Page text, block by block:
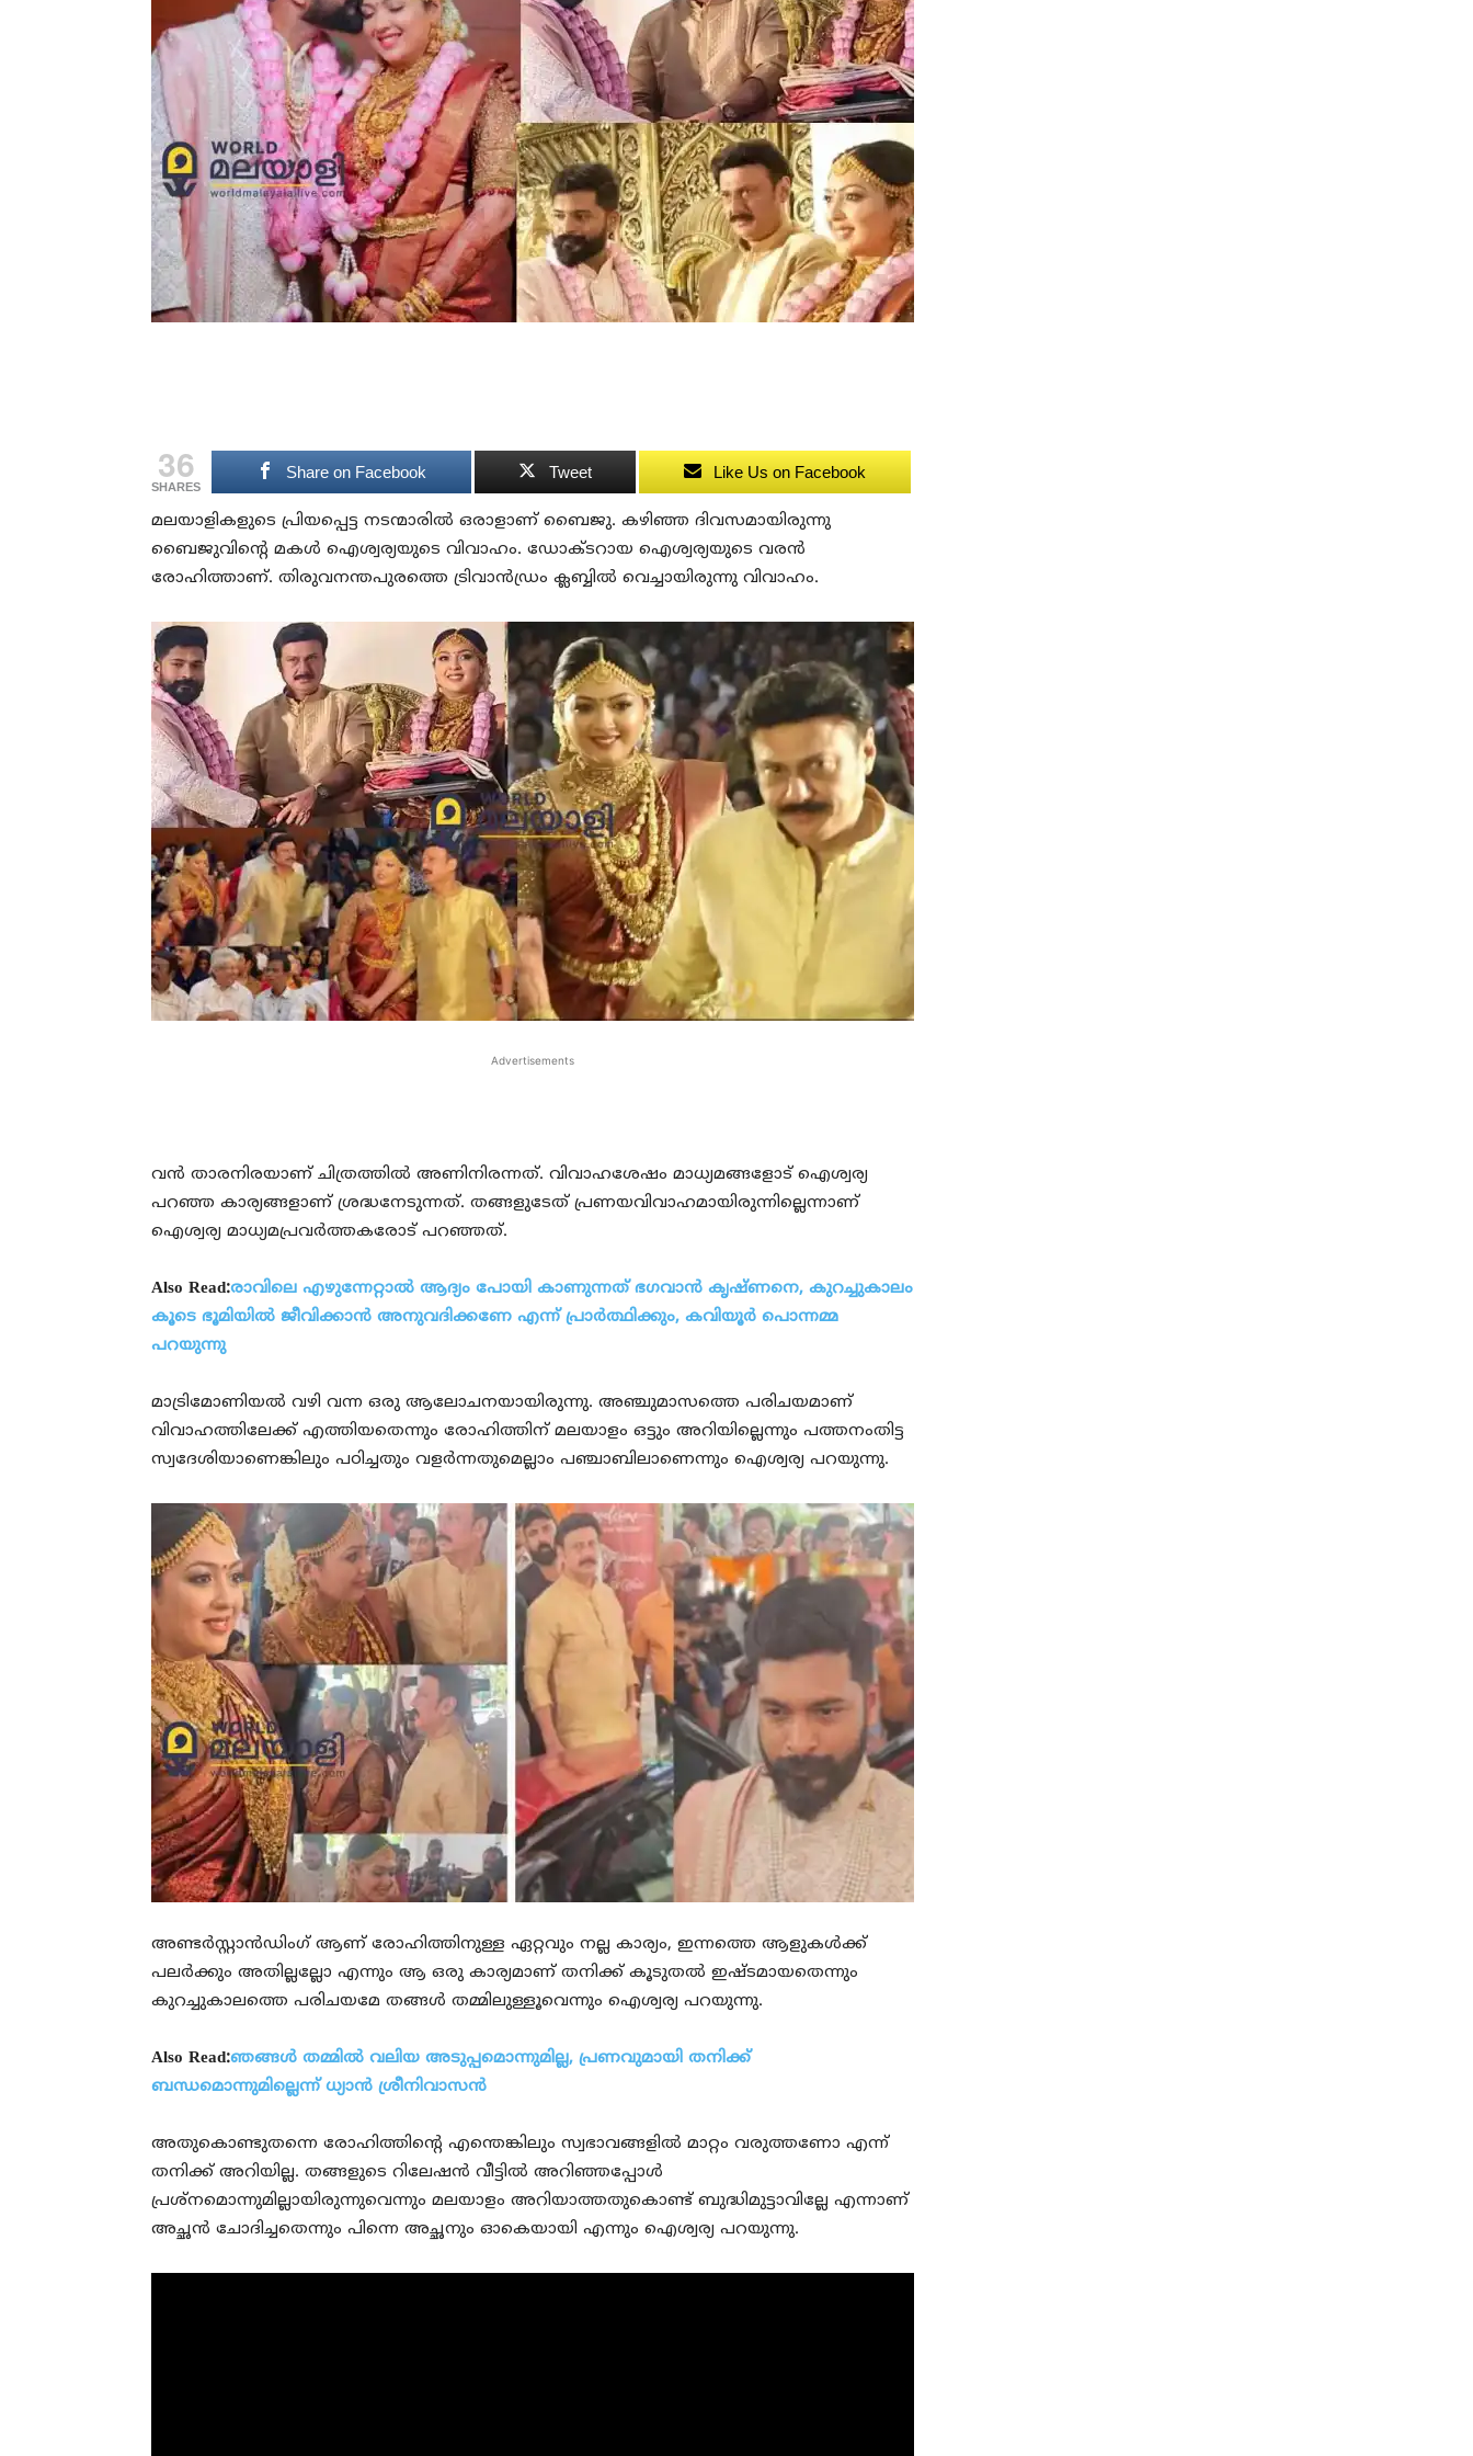
36
SHARES
Share on Facebook Tweet Like Us on Facebook
മലയാളികളുടെ പ്രിയപ്പെട്ട നടന്മാരില്‍ ഒരാളാണ് ബൈജു. കഴിഞ്ഞ ദിവസമായിരുന്നു
ബൈജുവിന്റെ മകള്‍ ഐശ്വര്യയുടെ വിവാഹം. ഡോക്ടറായ ഐശ്വര്യയുടെ വരന്‍
രോഹിത്താണ്. തിരുവനന്തപുരത്തെ ട്രിവാന്‍ഡ്രം ക്ലബ്ബില്‍ വെച്ചായിരുന്നു വിവാഹം.
Advertisements
വന്‍ താരനിരയാണ് ചിത്രത്തില്‍ അണിനിരന്നത്. വിവാഹശേഷം മാധ്യമങ്ങളോട് ഐശ്വര്യ
പറഞ്ഞ കാര്യങ്ങളാണ് ശ്രദ്ധനേടുന്നത്. തങ്ങളുടേത് പ്രണയവിവാഹമായിരുന്നില്ലെന്നാണ്
ഐശ്വര്യ മാധ്യമപ്രവര്‍ത്തകരോട് പറഞ്ഞത്.
Also Read:രാവിലെ എഴുന്നേറ്റാല്‍ ആദ്യം പോയി കാണുന്നത് ഭഗവാന്‍ കൃഷ്ണനെ, കുറച്ചുകാലം
കൂടെ ഭൂമിയില്‍ ജീവിക്കാന്‍ അനുവദിക്കണേ എന്ന് പ്രാര്‍ത്ഥിക്കും, കവിയൂര്‍ പൊന്നമ്മ
പറയുന്നു
മാട്രിമോണിയല്‍ വഴി വന്ന ഒരു ആലോചനയായിരുന്നു. അഞ്ചുമാസത്തെ പരിചയമാണ്
വിവാഹത്തിലേക്ക് എത്തിയതെന്നും രോഹിത്തിന് മലയാളം ഒട്ടും അറിയില്ലെന്നും പത്തനംതിട്ട
സ്വദേശിയാണെങ്കിലും പഠിച്ചതും വളര്‍ന്നതുമെല്ലാം പഞ്ചാബിലാണെന്നും ഐശ്വര്യ പറയുന്നു.
അണ്ടര്‍സ്റ്റാന്‍ഡിംഗ് ആണ് രോഹിത്തിനുള്ള ഏറ്റവും നല്ല കാര്യം, ഇന്നത്തെ ആളുകള്‍ക്ക്
പലര്‍ക്കും അതില്ലല്ലോ എന്നും ആ ഒരു കാര്യമാണ് തനിക്ക് കൂടുതല്‍ ഇഷ്ടമായതെന്നും
കുറച്ചുകാലത്തെ പരിചയമേ തങ്ങള്‍ തമ്മിലുള്ളൂവെന്നും ഐശ്വര്യ പറയുന്നു.
Also Read:ഞങ്ങള്‍ തമ്മില്‍ വലിയ അടുപ്പമൊന്നുമില്ല, പ്രണവുമായി തനിക്ക്
ബന്ധമൊന്നുമില്ലെന്ന് ധ്യാന്‍ ശ്രീനിവാസന്‍
അതുകൊണ്ടുതന്നെ രോഹിത്തിന്റെ എന്തെങ്കിലും സ്വഭാവങ്ങളില്‍ മാറ്റം വരുത്തണോ എന്ന്
തനിക്ക് അറിയില്ല. തങ്ങളുടെ റിലേഷന്‍ വീട്ടില്‍ അറിഞ്ഞപ്പോള്‍
പ്രശ്‌നമൊന്നുമില്ലായിരുന്നുവെന്നും മലയാളം അറിയാത്തതുകൊണ്ട് ബുദ്ധിമുട്ടാവില്ലേ എന്നാണ്
അച്ഛന്‍ ചോദിച്ചതെന്നും പിന്നെ അച്ഛനും ഓകെയായി എന്നും ഐശ്വര്യ പറയുന്നു.